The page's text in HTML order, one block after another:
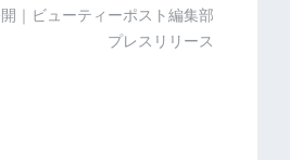
｜ビューティーポスト編集部
プレスリリース